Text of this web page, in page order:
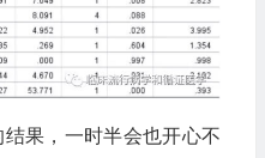
果，一时半会也开心不